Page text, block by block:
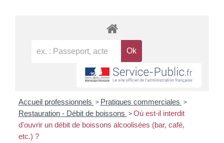
Accueil professionnels > Pratiques commerciales >
Restauration - Débit de boissons > Où est-il interdit
d'ouvrir un débit de boissons alcoolisées (bar, café,
etc.) ?